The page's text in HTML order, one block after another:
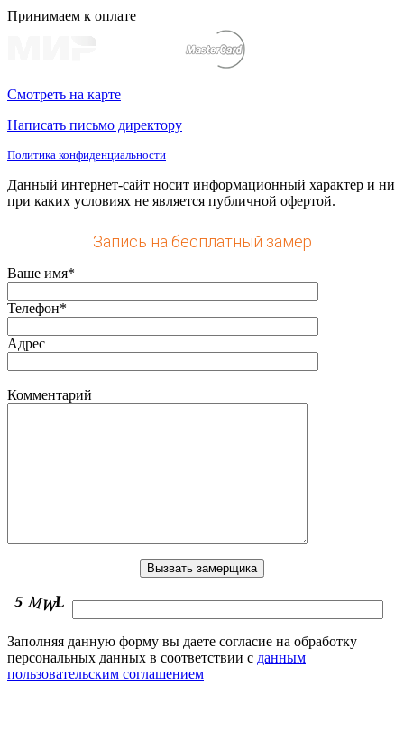
Принимаем к оплате
Смотреть на карте
Написать письмо директору
Политика конфиденциальности
Данный интернет-сайт носит информационный характер и ни
при каких условиях не является публичной офертой.
Запись на бесплатный замер
Ваше имя*
Телефон*
Адрес
Комментарий
Заполняя данную форму вы даете согласие на обработку
персональных данных в соответствии с данным
пользовательским соглашением